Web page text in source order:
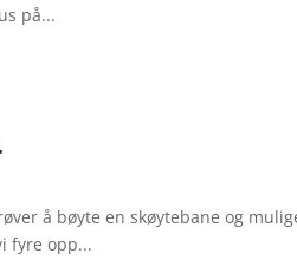
på...
å bøyte en skøytebane og
fyre opp...